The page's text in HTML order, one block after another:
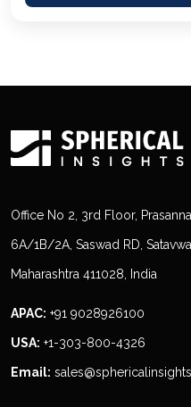
Office No 2, 3rd Floor,
6A/1B/2A, Saswad RD,
Maharashtra 411028, India
APAC: +91 9028926100
USA: +1-303-800-4326
Email: